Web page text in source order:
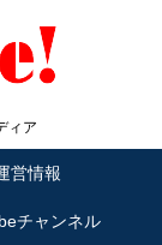
ィア
営情報
チャンネル